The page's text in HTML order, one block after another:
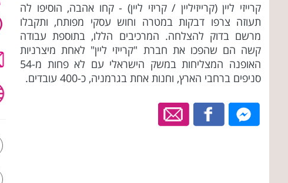
קרייזי ליין (קרייזיליין / קריזי ליין) - קחו אהבה, הוסיפו לה
תעוזה צרפו דבקות במטרה וחוש עסקי מפותח, ותקבלו
מרשם בדוק להצלחה. המרכיבים הללו, בתוספת עבודה
קשה הם שהפכו את חברת "קרייזי ליין" לאחת מיצרניות
האופנה המצליחות במשק הישראלי עם לא פחות מ-54
סניפים ברחבי הארץ, וחנות אחת בגרמניה, כ-400 עובדים.